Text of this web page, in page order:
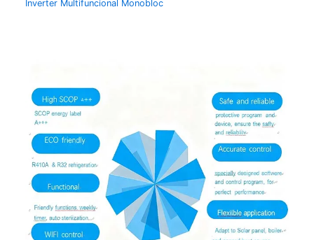
Inverter Multifuncional Monobloc